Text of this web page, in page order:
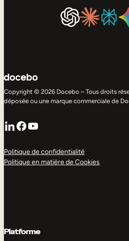
Copyright © 2026 Docebo – Tous droits
déposée ou une marque commerciale de
LinkedIn
Facebook
YouTube
Politique de confidentialité
Politique en matière de Cookies
Platforme